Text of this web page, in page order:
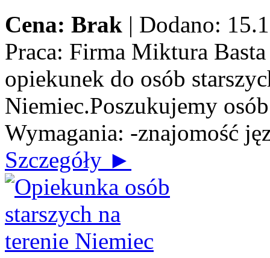
Cena: Brak | Dodano:
Praca: Firma Miktura
opiekunek do osób
Niemiec.Poszukujemy
Wymagania: -znajomość
Szczegóły ►